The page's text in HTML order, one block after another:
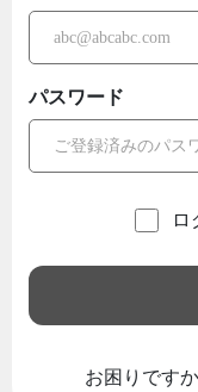
パスワード
ロ
お困りです